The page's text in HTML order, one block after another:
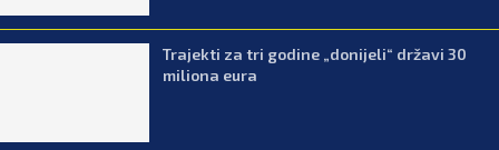
Trajekti za tri godine „donijeli“ državi 30
miliona eura